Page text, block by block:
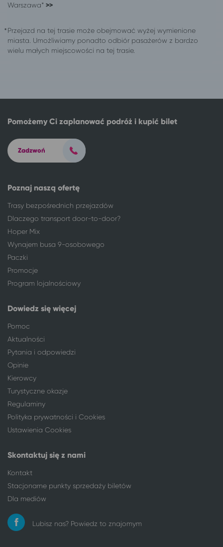
Warszawa* >>
Przejazd na tej trasie może obejmować wyżej wymienione
miasta. Umożliwiamy ponadto odbiór pasażerów z bardzo
wielu małych miejscowości na tej trasie.
Poznaj naszą ofertę
Trasy bezpośrednich przejazdów
Dlaczego transport door-to-door?
Hoper Mix
Wynajem busa 9-osobowego
Paczki
Promocje
Program lojalnościowy
Dowiedz się więcej
Pomoc
Aktualności
Pytania i odpowiedzi
Opinie
Kierowcy
Turystyczne okazje
Regulaminy
Polityka prywatności i Cookies
Ustawienia Cookies
Skontaktuj się z nami
Kontakt
Stacjonarne punkty sprzedaży biletów
Dla mediów
Lubisz nas? Powiedz to znajomym
Pomożemy Ci zaplanować podróż i kupić bilet
Zadzwoń